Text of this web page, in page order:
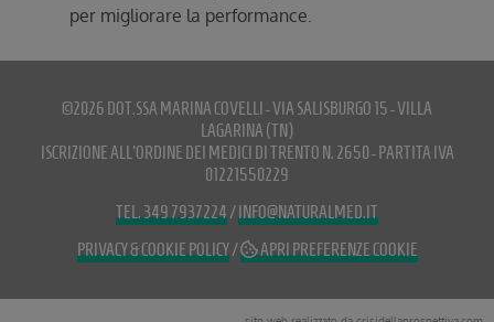
per migliorare la performance.
©2026 DOT.SSA MARINA COVELLI - VIA SALISBURGO 15 - VILLA
LAGARINA (TN)
ISCRIZIONE ALL'ORDINE DEI MEDICI DI TRENTO N. 2650 - PARTITA IVA
01221550229
TEL. 349 7937224 / INFO@NATURALMED.IT
PRIVACY & COOKIE POLICY/ APRI PREFERENZE COOKIE